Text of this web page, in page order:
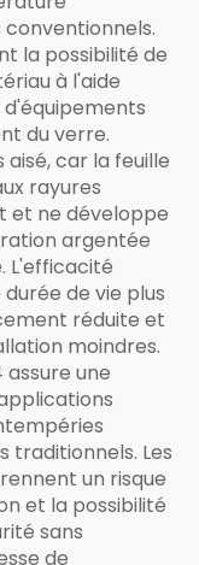
la possibilité de
à l'aide
du verre.
car la feuille
rayures
et ne développe
argentée
L'efficacité
de vie plus
réduite et
moindres.
assure une
traditionnels. Les
un risque
et la possibilité
sans
de